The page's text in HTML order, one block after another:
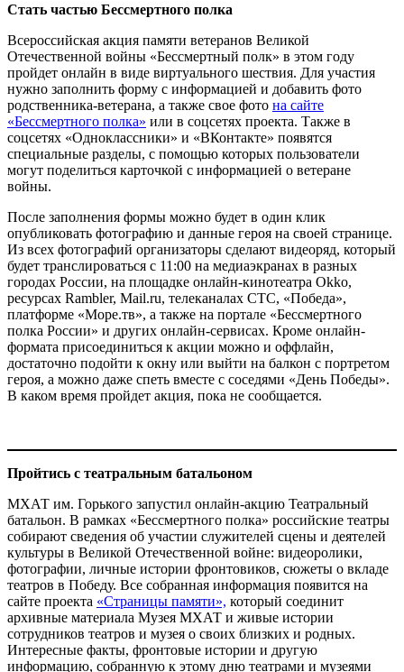
Стать частью Бессмертного полка
Всероссийская акция памяти ветеранов Великой
Отечественной войны «Бессмертный полк» в этом году
пройдет онлайн в виде виртуального шествия. Для участия
нужно заполнить форму с информацией и добавить фото
родственника-ветерана, а также свое фото на сайте
«Бессмертного полка» или в соцсетях проекта. Также в
соцсетях «Одноклассники» и «ВКонтакте» появятся
специальные разделы, с помощью которых пользователи
могут поделиться карточкой с информацией о ветеране
войны.
После заполнения формы можно будет в один клик
опубликовать фотографию и данные героя на своей странице.
Из всех фотографий организаторы сделают видеоряд, который
будет транслироваться с 11:00 на медиаэкранах в разных
городах России, на площадке онлайн-кинотеатра Okko,
ресурсах Rambler, Mail.ru, телеканалах СТС, «Победа»,
платформе «Море.тв», а также на портале «Бессмертного
полка России» и других онлайн-сервисах. Кроме онлайн-
формата присоединиться к акции можно и оффлайн,
достаточно подойти к окну или выйти на балкон с портретом
героя, а можно даже спеть вместе с соседями «День Победы».
В каком время пройдет акция, пока не сообщается.
Пройтись с театральным батальоном
МХАТ им. Горького запустил онлайн-акцию Театральный
батальон. В рамках «Бессмертного полка» российские театры
собирают сведения об участии служителей сцены и деятелей
культуры в Великой Отечественной войне: видеоролики,
фотографии, личные истории фронтовиков, сюжеты о вкладе
театров в Победу. Все собранная информация появится на
сайте проекта «Страницы памяти», который соединит
архивные материала Музея МХАТ и живые истории
сотрудников театров и музея о своих близких и родных.
Интересные факты, фронтовые истории и другую
информацию, собранную к этому дню театрами и музеями